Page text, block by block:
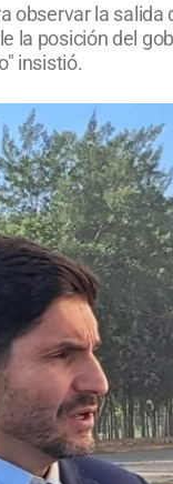
observar la
la posición del
insistió.